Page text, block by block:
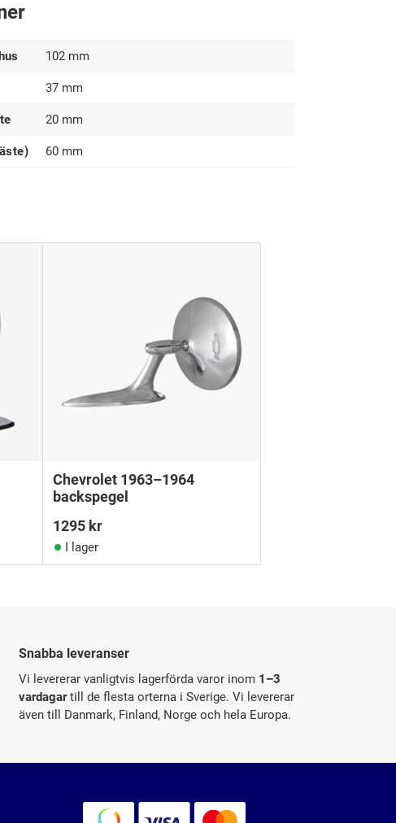
102 mm
37 mm
20 mm
60 mm
Chevrolet 1963–1964
backspegel
1295 kr
I lager
Snabba leveranser
Vi levererar vanligtvis lagerförda varor inom 1–3
vardagartill de flesta orterna i Sverige. Vi levererar
även till Danmark, Finland, Norge och hela Europa.